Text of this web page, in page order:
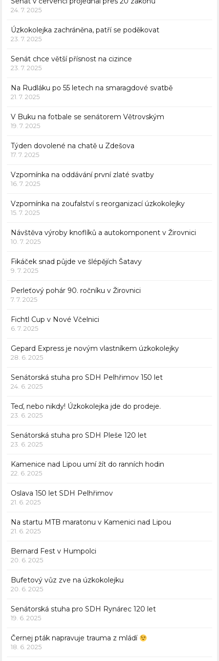
24. 7. 2025
Úzkokolejka zachráněna, patří se poděkovat
23. 7. 2025
Senát chce větší přísnost na cizince
23. 7. 2025
Na Rudláku po 55 letech na smaragdové svatbě
21. 7. 2025
V Buku na fotbale se senátorem Větrovským
19. 7. 2025
Týden dovolené na chatě u Zdešova
17. 7. 2025
Vzpomínka na oddávání první zlaté svatby
16. 7. 2025
Vzpomínka na zoufalství s reorganizací úzkokolejky
15. 7. 2025
Návštěva výroby knoflíků a autokomponent v Žirovnici
10. 7. 2025
Fikáček snad půjde ve šlépějích Šatavy
9. 7. 2025
Perleťový pohár 90. ročníku v Žirovnici
7. 7. 2025
Fichtl Cup v Nové Včelnici
6. 7. 2025
Gepard Express je novým vlastníkem úzkokolejky
28. 6. 2025
Senátorská stuha pro SDH Pelhřimov 150 let
24. 6. 2025
Teď, nebo nikdy! Úzkokolejka jde do prodeje.
23. 6. 2025
Senátorská stuha pro SDH Pleše 120 let
23. 6. 2025
Kamenice nad Lipou umí žít do ranních hodin
22. 6. 2025
Oslava 150 let SDH Pelhřimov
21. 6. 2025
Na startu MTB maratonu v Kamenici nad Lipou
21. 6. 2025
Bernard Fest v Humpolci
20. 6. 2025
Bufetový vůz zve na úzkokolejku
20. 6. 2025
Senátorská stuha pro SDH Rynárec 120 let
19. 6. 2025
Černej pták napravuje trauma z mládí
18. 6. 2025